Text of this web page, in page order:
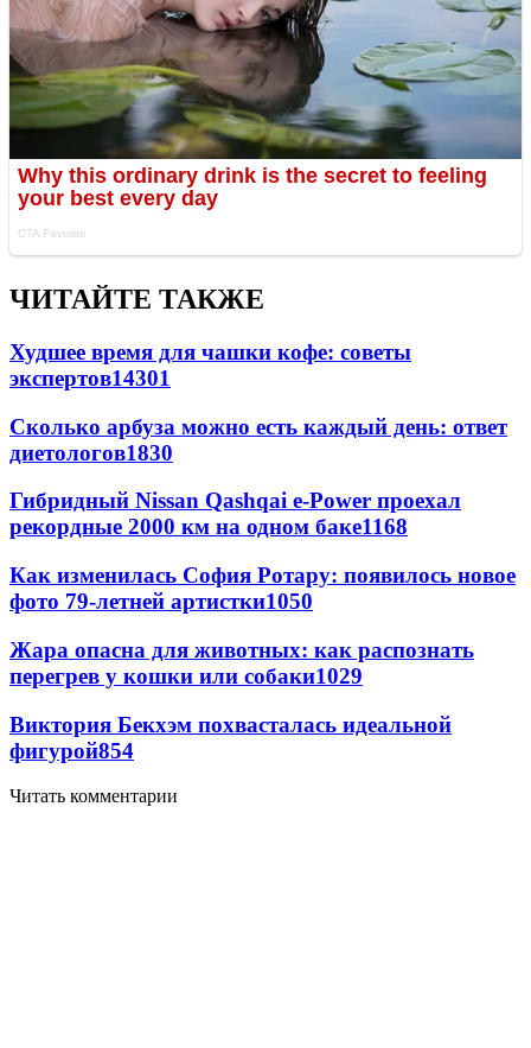
ЧИТАЙТЕ ТАКЖЕ
Худшее время для чашки кофе: советы
экспертов14301
Сколько арбуза можно есть каждый день: ответ
диетологов1830
Гибридный Nissan Qashqai e-Power проехал
рекордные 2000 км на одном баке1168
Как изменилась София Ротару: появилось новое
фото 79-летней артистки1050
Жара опасна для животных: как распознать
перегрев у кошки или собаки1029
Виктория Бекхэм похвасталась идеальной
фигурой854
Читать комментарии